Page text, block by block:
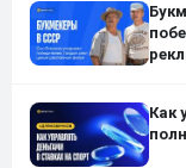
Как